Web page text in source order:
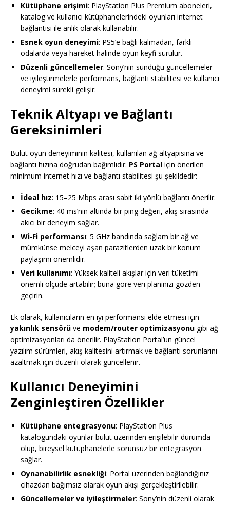
Kütüphane erişimi: PlayStation Plus Premium aboneleri,
katalog ve kullanıcı kütüphanelerindeki oyunları internet
bağlantısı ile anlık olarak kullanabilir.
Esnek oyun deneyimi: PS5’e bağlı kalmadan, farklı
odalarda veya hareket halinde oyun keyfi sürülür.
Düzenli güncellemeler: Sony’nin sunduğu güncellemeler
ve iyileştirmelerle performans, bağlantı stabilitesi ve kullanıcı
deneyimi sürekli gelişir.
Teknik Altyapı ve Bağlantı
Gereksinimleri
Bulut oyun deneyiminin kalitesi, kullanılan ağ altyapısına ve
bağlantı hızına doğrudan bağımlıdır. PS Portal için önerilen
minimum internet hızı ve bağlantı stabilitesi şu şekildedir:
İdeal hız: 15–25 Mbps arası sabit iki yönlü bağlantı önerilir.
Gecikme: 40 ms’nin altında bir ping değeri, akış sırasında
akıcı bir deneyim sağlar.
Wi‑Fi performansı: 5 GHz bandında sağlam bir ağ ve
mümkünse melceyi aşan parazitlerden uzak bir konum
paylaşımı önemlidir.
Veri kullanımı: Yüksek kaliteli akışlar için veri tüketimi
önemli ölçüde artabilir; buna göre veri planınızı gözden
geçirin.
Ek olarak, kullanıcıların en iyi performansı elde etmesi için
yakınlık sensörü ve modem/router optimizasyonu gibi ağ
optimizasyonları da önerilir. PlayStation Portal’un güncel
yazılım sürümleri, akış kalitesini artırmak ve bağlantı sorunlarını
azaltmak için düzenli olarak güncellenir.
Kullanıcı Deneyimini
Zenginleştiren Özellikler
Kütüphane entegrasyonu: PlayStation Plus
katalogundaki oyunlar bulut üzerinden erişilebilir durumda
olup, bireysel kütüphanelerle sorunsuz bir entegrasyon
sağlar.
Oynanabilirlik esnekliği: Portal üzerinden bağlandığınız
cihazdan bağımsız olarak oyun akışı gerçekleştirilebilir.
Güncellemeler ve iyileştirmeler: Sony’nin düzenli olarak